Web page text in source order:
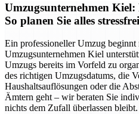
Umzugsunternehmen Kiel:
So planen Sie alles stressfrei
Ein professioneller Umzug
Umzugsunternehmen Kiel
Umzugs bereits im Vorfeld zu
des richtigen Umzugsdatums, die
Haushaltsauflösungen oder die
Ämtern geht – wir beraten Sie
nichts dem Zufall überlassen bleibt.